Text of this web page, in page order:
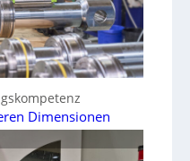
Dimensionen